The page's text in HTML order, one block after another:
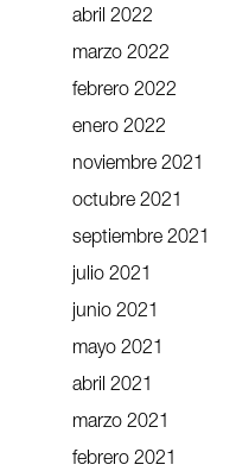
abril 2022
marzo 2022
febrero 2022
enero 2022
noviembre 2021
octubre 2021
septiembre 2021
julio 2021
junio 2021
mayo 2021
abril 2021
marzo 2021
febrero 2021